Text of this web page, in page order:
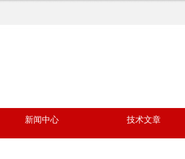
新闻中心 技术文章